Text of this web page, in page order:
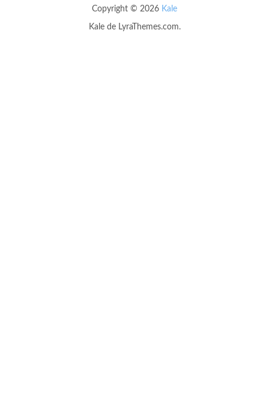
Copyright © 2026 Kale
Kalede LyraThemes.com.